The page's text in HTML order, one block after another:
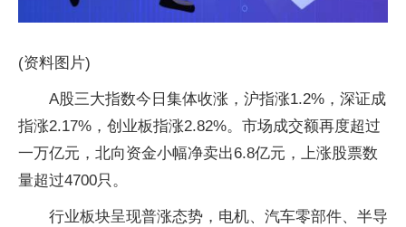
(资料图片)
A股三大指数今日集体收涨，沪指涨1.2%，深证成
指涨2.17%，创业板指涨2.82%。市场成交额再度超过
一万亿元，北向资金小幅净卖出6.8亿元，上涨股票数
量超过4700只。
行业板块呈现普涨态势，电机、汽车零部件、半导